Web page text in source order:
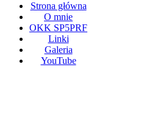
Strona główna
O mnie
OKK SP5PRF
Linki
Galeria
YouTube